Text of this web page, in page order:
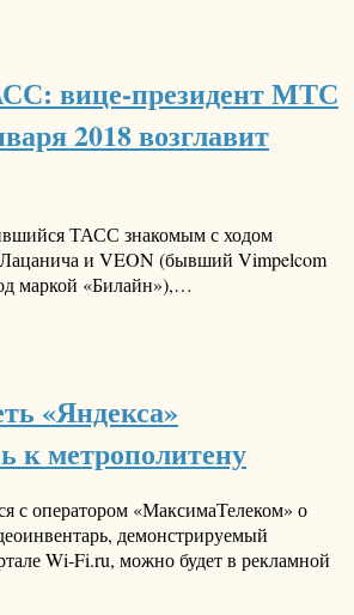
вице-президент МТС
2018 возглавит
ТАСС знакомым с ходом
Лацанича и VEON (бывший Vimpelcom
маркой «Билайн»),…
«Яндекса»
к метрополитену
с оператором «МаксимаТелеком» о
демонстрируемый
Wi-Fi.ru, можно будет в рекламной